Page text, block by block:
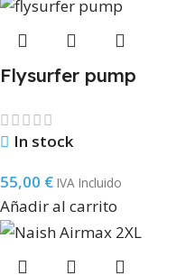
Flysurfer pump
In stock
55,00 € IVA Incluido
Añadir al carrito